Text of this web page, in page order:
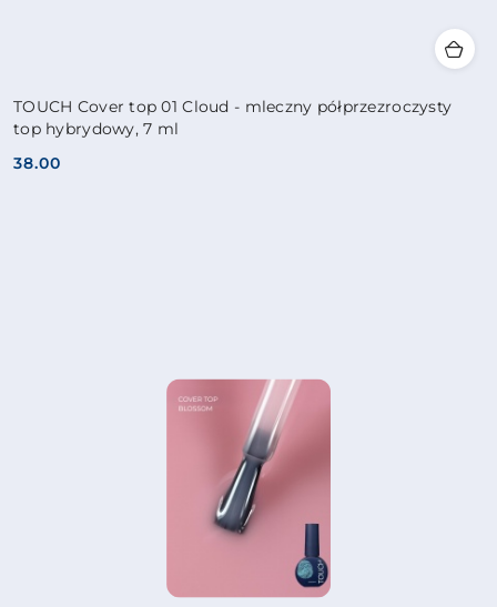
TOUCH Cover top 01 Cloud - mleczny półprzezroczysty
top hybrydowy, 7 ml
Cena:
38.00